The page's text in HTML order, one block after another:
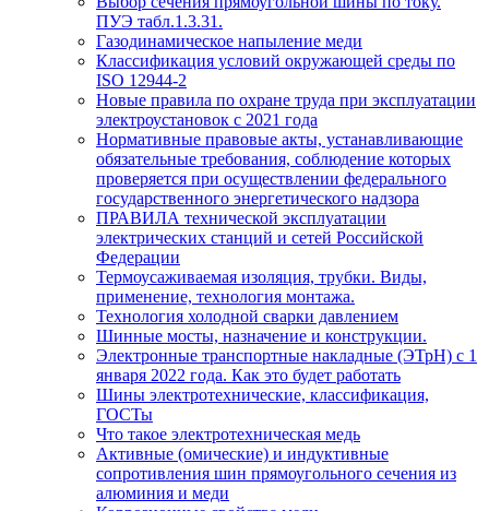
ПУЭ табл.1.3.31.
Газодинамическое напыление меди
Классификация условий окружающей среды по
ISO 12944-2
Новые правила по охране труда при эксплуатации
электроустановок с 2021 года
Нормативные правовые акты, устанавливающие
обязательные требования, соблюдение которых
проверяется при осуществлении федерального
государственного энергетического надзора
ПРАВИЛА технической эксплуатации
электрических станций и сетей Российской
Федерации
Термоусаживаемая изоляция, трубки. Виды,
применение, технология монтажа.
Технология холодной сварки давлением
Шинные мосты, назначение и конструкции.
Электронные транспортные накладные (ЭТрН) с 1
января 2022 года. Как это будет работать
Шины электротехнические, классификация,
ГОСТы
Что такое электротехническая медь
Активные (омические) и индуктивные
сопротивления шин прямоугольного сечения из
алюминия и меди